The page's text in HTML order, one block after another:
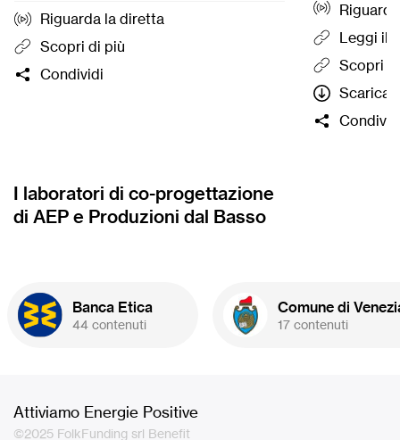
Riguarda la diretta
Scopri di più
Condividi
e ragazzi
formazione
termine del
cinque
Leggi il
Scopri
Scarica
I laboratori di co-progettazione
di AEP e Produzioni dal Basso
Banca Etica
44 contenuti
Comune di
17 contenuti
Attiviamo Energie Positive
©2025 FolkFunding srl Benefit